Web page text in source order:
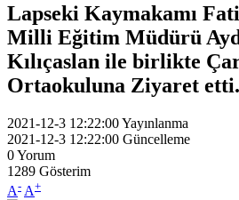
Lapseki Kaymakamı
Milli Eğitim Müdürü
Kılıçaslan ile birlikte
Ortaokuluna Ziyaret etti.
2021-12-3 12:22:00Yayınlanma
2021-12-3 12:22:00 Güncelleme
0Yorum
1289 Gösterim
A- A+